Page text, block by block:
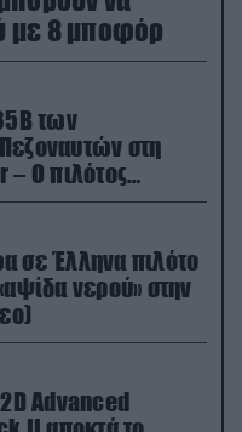
με 8 μποφόρ
των
στη
– Ο πιλότος
σε Έλληνα πιλότο
νερού» στην
Advanced